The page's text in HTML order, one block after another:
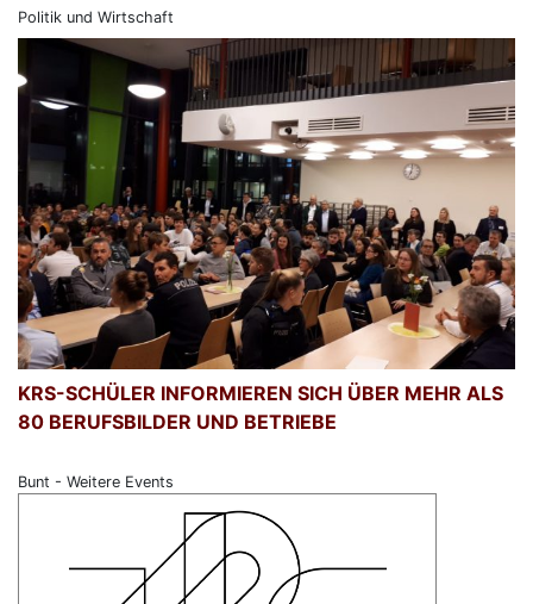
Politik und Wirtschaft
KRS-SCHÜLER INFORMIEREN SICH ÜBER MEHR ALS
80 BERUFSBILDER UND BETRIEBE
Bunt - Weitere Events